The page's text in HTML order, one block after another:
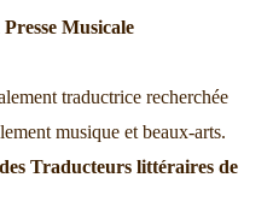
Presse Musicale
traductrice recherchée
musique et beaux-arts.
Traducteurs littéraires de